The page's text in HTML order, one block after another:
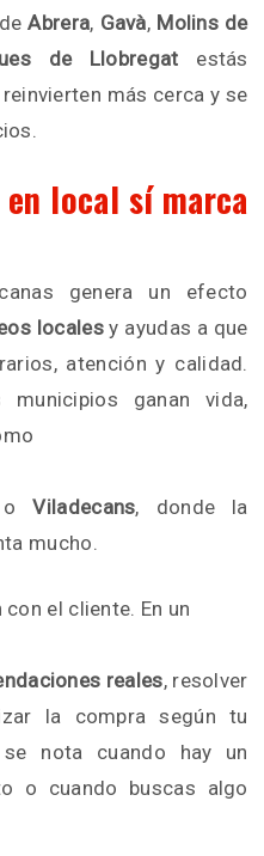
Abrera, Gavà, Molins de
de Llobregat estás
más cerca y se
local sí marca
genera un efecto
localesy ayudas a que
atención y calidad.
ganan vida,
oViladecans, donde la
mucho.
el cliente. En un
reales, resolver
la compra según tu
se nota cuando hay un
o cuando buscas algo